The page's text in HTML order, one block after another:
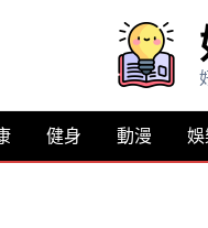
健身 動漫